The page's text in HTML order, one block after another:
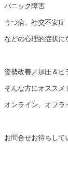
パニック障害
うつ病、社交不安症
などの心理的症状に
姿勢改善／加圧＆
そんな方にオスス
オンライン、オフラ
お問合せお待ちして